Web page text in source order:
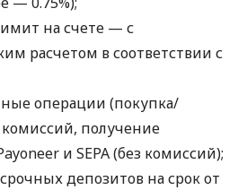
на счете — с
расчетом в соответствии с
операции (покупка/
получение
и SEPA (без комиссий);
депозитов на срок от